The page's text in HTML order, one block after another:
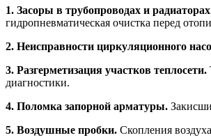
1. Засоры в трубопроводах и
гидропневматическая очистка перед
2. Неисправности циркуляционного
3. Разгерметизация участков теплосети.
диагностики.
4. Поломка запорной арматуры.
5. Воздушные пробки. Скопления